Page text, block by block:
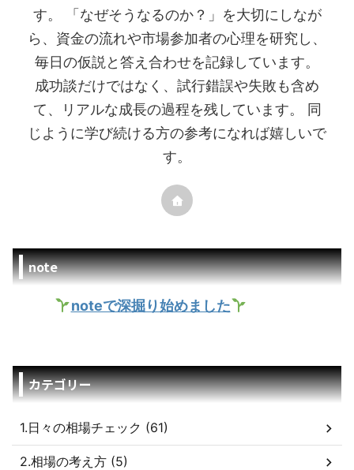
す。 「なぜそうなるのか？」を大切にしなが
ら、資金の流れや市場参加者の心理を研究し、
毎日の仮説と答え合わせを記録しています。
成功談だけではなく、試行錯誤や失敗も含め
て、リアルな成長の過程を残しています。 同
じように学び続ける方の参考になれば嬉しいで
す。
note
noteで深掘り始めました
カテゴリー
1.日々の相場チェック (61)
2.相場の考え方 (5)